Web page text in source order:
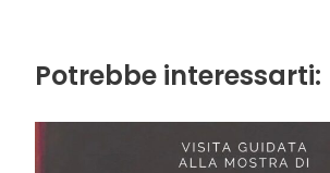
Potrebbe interessarti: